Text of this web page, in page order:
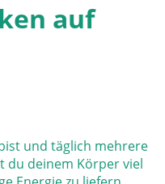
auf
und täglich mehrere
du deinem Körper viel